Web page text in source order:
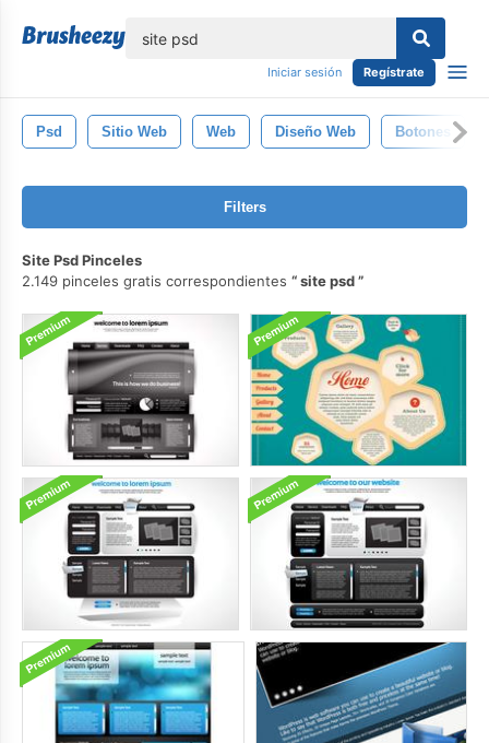
Iniciar sesión Regístrate
Psd Sitio Web Web Diseño Web Botones
Filters
Site Psd Pinceles
2.149 pinceles gratis correspondientes
site psd